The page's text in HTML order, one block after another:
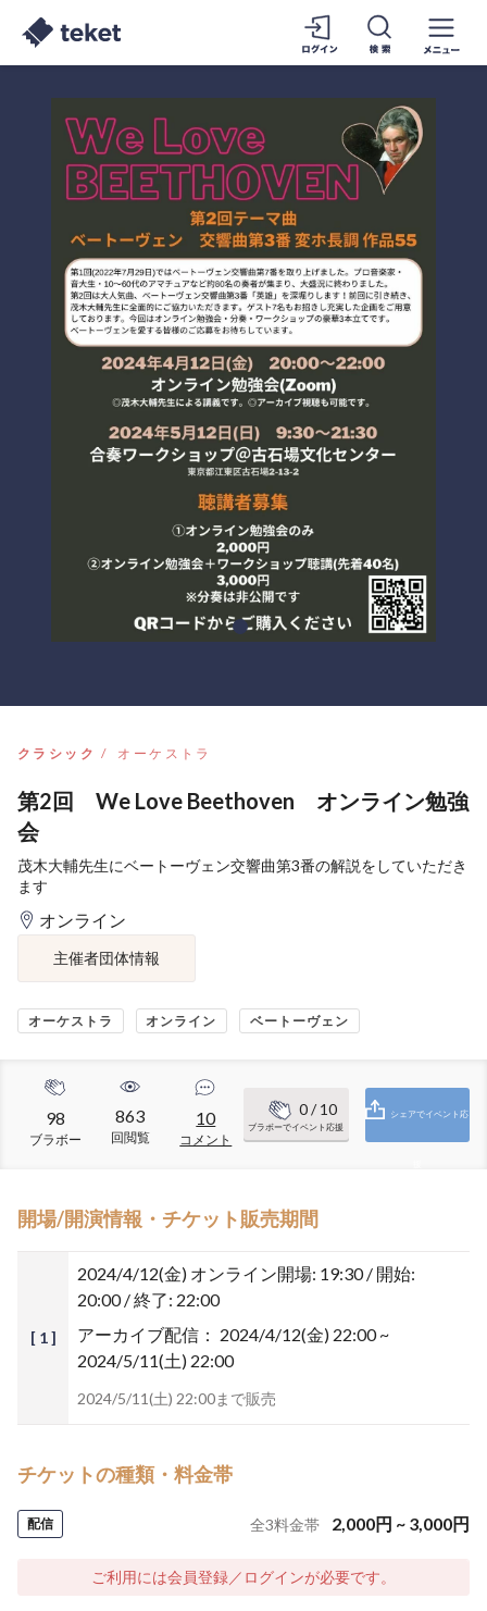
クラシック オーケストラ
第2回 We Love Beethoven オンライン勉強
会
茂木大輔先生にベートーヴェン交響曲第3番の解説をしていただき
ます
オンライン
主催者団体情報
オーケストラ オンライン ベートーヴェン
98
ブラボー
863
回閲覧
10
コメント
0/ 10
ブラボーでイベント応援
シェアでイベント応
開場/開演情報・チケット販売期間
[ 1 ]
2024/4/12(金) オンライン開場: 19:30 / 開始:
20:00 / 終了: 22:00
アーカイブ配信： 2024/4/12(金) 22:00 ~
2024/5/11(土) 22:00
2024/5/11(土) 22:00まで販売
チケットの種類・料金帯
配信 全3料金帯 2,000円 ~ 3,000円
ご利用には会員登録／ログインが必要です。